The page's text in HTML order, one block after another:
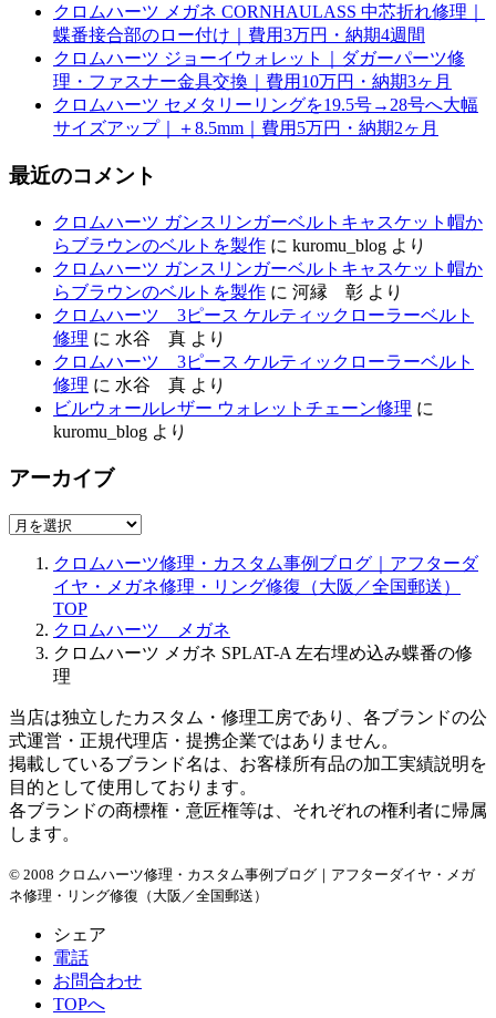
クロムハーツ メガネ CORNHAULASS 中芯折れ修理｜
蝶番接合部のロー付け｜費用3万円・納期4週間
クロムハーツ ジョーイウォレット｜ダガーパーツ修
理・ファスナー金具交換｜費用10万円・納期3ヶ月
クロムハーツ セメタリーリングを19.5号→28号へ大幅
サイズアップ｜＋8.5mm｜費用5万円・納期2ヶ月
最近のコメント
クロムハーツ ガンスリンガーベルトキャスケット帽か
らブラウンのベルトを製作 に kuromu_blog より
クロムハーツ ガンスリンガーベルトキャスケット帽か
らブラウンのベルトを製作 に 河縁 彰 より
クロムハーツ 3ピース ケルティックローラーベルト
修理 に 水谷 真 より
クロムハーツ 3ピース ケルティックローラーベルト
修理 に 水谷 真 より
ビルウォールレザー ウォレットチェーン修理 に
kuromu_blog より
アーカイブ
ア
クロムハーツ修理・カスタム事例ブログ｜アフターダ
イヤ・メガネ修理・リング修復（大阪／全国郵送）
TOP
クロムハーツ メガネ
クロムハーツ メガネ SPLAT-A 左右埋め込み蝶番の修
理
当店は独立したカスタム・修理工房であり、各ブランドの公
式運営・正規代理店・提携企業ではありません。
掲載しているブランド名は、お客様所有品の加工実績説明を
目的として使用しております。
各ブランドの商標権・意匠権等は、それぞれの権利者に帰属
します。
© 2008 クロムハーツ修理・カスタム事例ブログ｜アフターダイヤ・メガ
ネ修理・リング修復（大阪／全国郵送）
シェア
電話
お問合わせ
TOPへ